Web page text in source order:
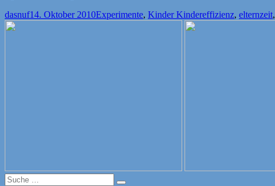
Autor
dasnufVeröffentlicht
14. Oktober 2010Kategorien
Experimente, Kinder KinderSchlagwörter
effizienz, elternzeit,
Suche